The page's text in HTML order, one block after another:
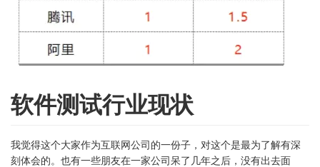
软件测试行业现状
我觉得这个大家作为互联网公司的一份子，对这个是最为了解有深
刻体会的。也有一些朋友在一家公司呆了几年之后，没有出去面